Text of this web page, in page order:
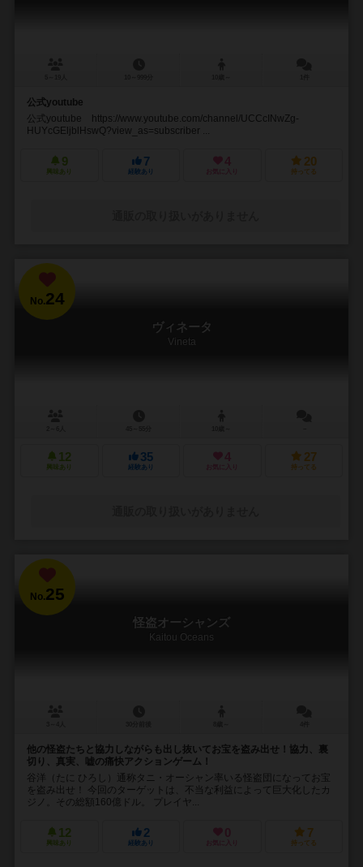
公式youtube
公式youtube https://www.youtube.com/channel/UCCcINwZg-
HUYcGEljblHswQ?view_as=subscriber ...
9
興味あり
7
経験あり
4
お気に入り
20
持ってる
No.24
ヴィネータ
Vineta
12
興味あり
35
経験あり
4
お気に入り
27
持ってる
No.25
怪盗オーシャンズ
Kaitou Oceans
他の怪盗たちと協力しながらも出し抜いてお宝を盗み出せ！協力、裏
切り、真実、嘘の痛快アクションゲーム！
谷洋（たに ひろし）通称タニ・オーシャン率いる怪盗団になってお宝
を盗み出せ！ 今回のターゲットは、不当な利益によって巨大化したカ
ジノ。その総額160億ドル。 プレイヤ...
12
興味あり
2
経験あり
0
お気に入り
7
持ってる